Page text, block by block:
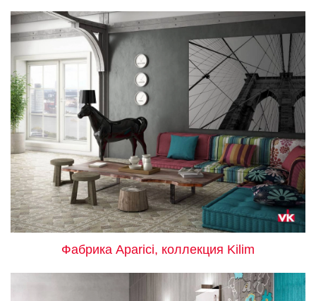
+7 (495) 532-06-30 internet@kdv.ru
Фабрика Aparici, коллекция Kilim